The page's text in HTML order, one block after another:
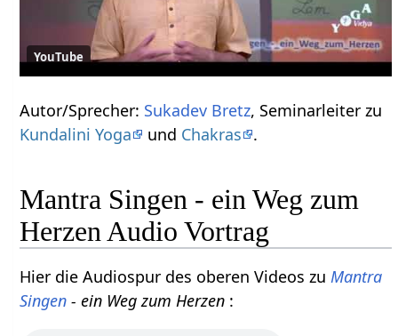
YouTube
Autor/Sprecher: Sukadev Bretz, Seminarleiter zu
Kundalini Yoga
und Chakras .
Mantra Singen - ein Weg zum
Herzen Audio Vortrag
Hier die Audiospur des oberen Videos zuMantra
Singen - ein Weg zum Herzen :